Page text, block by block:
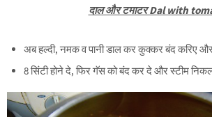
दाल और टमाटर Dal with
अब हल्दी, नमक व पानी डाल कर कुक्कर बंद करिए
8 सिंटी होने दे, फिर गॅस को बंद कर दे और स्टीम